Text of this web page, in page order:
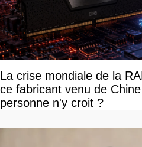
La crise mondiale de la
ce fabricant venu de
personne n'y croit ?